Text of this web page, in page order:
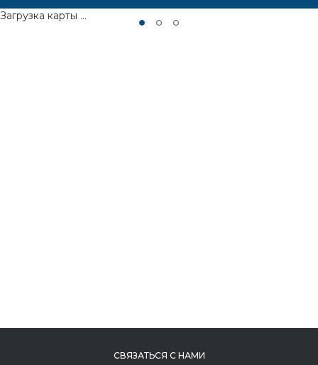
Загрузка карты ...
СВЯЗАТЬСЯ С НАМИ